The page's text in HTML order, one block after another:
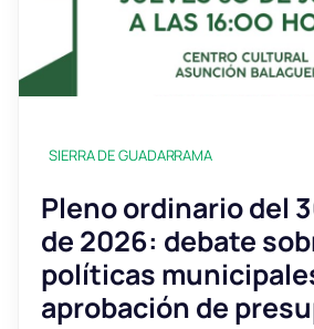
SIERRA DE GUADARRAMA
Pleno ordinario del
de 2026: debate
políticas
aprobación de